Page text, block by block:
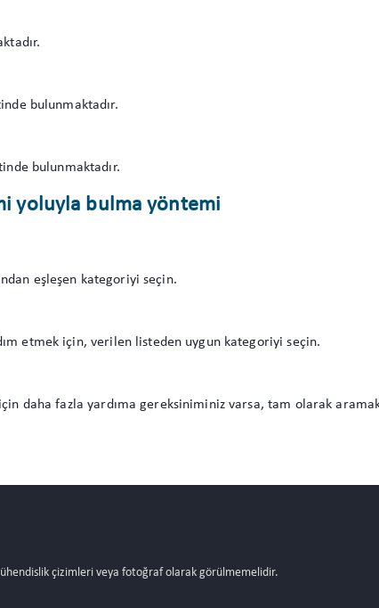
bulunmaktadır.
bulunmaktadır.
yoluyla bulma yöntemi
eşleşen kategoriyi seçin.
etmek için, verilen listeden uygun kategoriyi seçin.
daha fazla yardıma gereksiniminiz varsa, tam olarak
çizimleri veya fotoğraf olarak görülmemelidir.